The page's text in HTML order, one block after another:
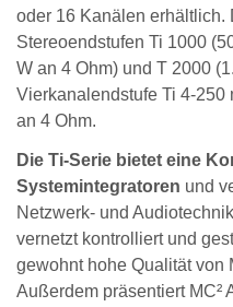
oder 16 Kanälen erhältlich.
Stereoendstufen Ti 1000
W an 4 Ohm) und T 2000
Vierkanalendstufe Ti 4-250
an 4 Ohm.
Die Ti-Serie bietet eine
Systemintegratoren und
Netzwerk- und
vernetzt kontrolliert und
gewohnt hohe Qualität von
Außerdem präsentiert MC²